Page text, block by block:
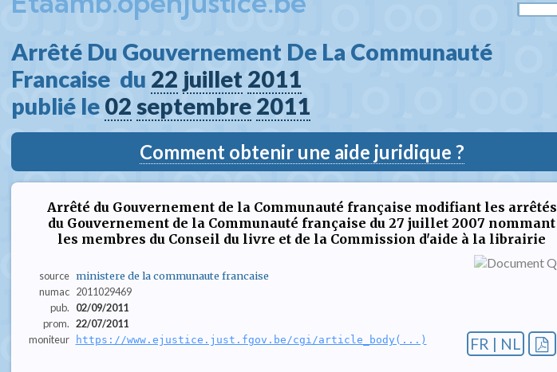
Arrêté Du Gouvernement De La Communauté
Francaise  du 22 juillet 2011
publié le 02 septembre 2011
Comment obtenir une aide juridique ?
Arrêté du Gouvernement de la Communauté française modifiant les arrêtés
du Gouvernement de la Communauté française du 27 juillet 2007 nommant
les membres du Conseil du livre et de la Commission d'aide à la librairie
source ministere de la communaute francaise
numac 2011029469
pub.
02/09/2011
prom. 22/07/2011
moniteur
https://www.ejustice.just.fgov.be/cgi/article_body(...) FR | NL